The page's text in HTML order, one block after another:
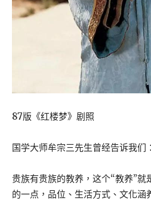
87版《红楼梦》剧照
国学大师牟宗三先生曾经告诉我们：
贵族有贵族的教养，这个“教养”
的一点，品位、生活方式、文化涵